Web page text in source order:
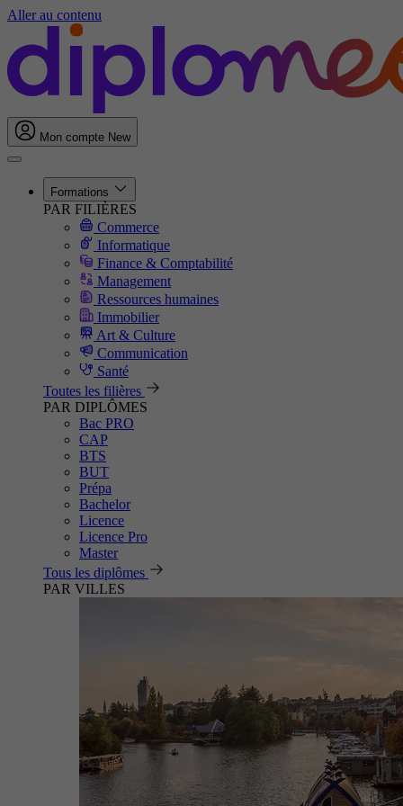
Aller au contenu
Mon compte New
Formations
PAR FILIÈRES
Commerce
Informatique
Finance & Comptabilité
Management
Ressources humaines
Immobilier
Art & Culture
Communication
Santé
Toutes les filières
PAR DIPLÔMES
Bac PRO
CAP
BTS
BUT
Prépa
Bachelor
Licence
Licence Pro
Master
Tous les diplômes
PAR VILLES